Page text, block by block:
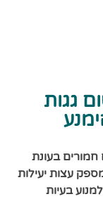
גגות
חמורים בעונת
עצות יעילות
בעיות